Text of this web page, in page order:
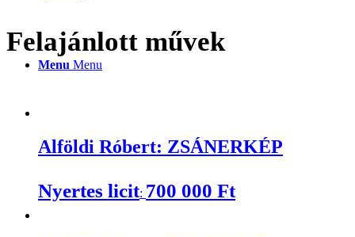
Menu Menu
Felajánlott művek
Alföldi Róbert: ZSÁNERKÉP
Nyertes licit: 700 000 Ft